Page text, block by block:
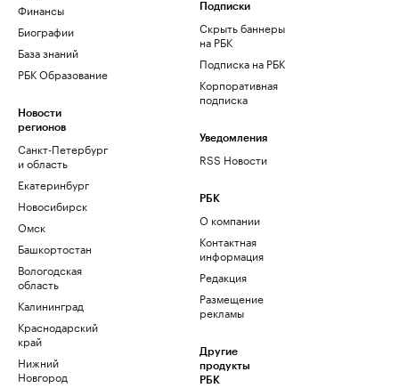
Финансы
Биографии
База знаний
РБК Образование
Новости
регионов
Санкт-Петербург
и область
Екатеринбург
Новосибирск
Омск
Башкортостан
Вологодская
область
Калининград
Краснодарский
край
Нижний
Новгород
Подписки
Скрыть баннеры
на РБК
Подписка на РБК
Корпоративная
подписка
Уведомления
RSS Новости
РБК
О компании
Контактная
информация
Редакция
Размещение
рекламы
Другие
продукты
РБК